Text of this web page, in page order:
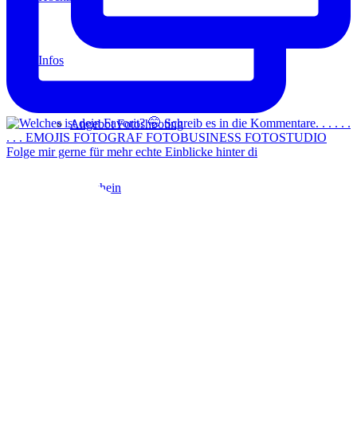
Infos
Angebot Fotoshooting
Gutschein
Folge mir gerne für mehr echte Einblicke hinter di